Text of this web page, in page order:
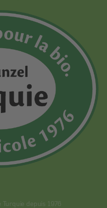
depuis 1976